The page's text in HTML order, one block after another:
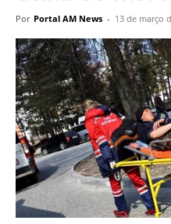
Por Portal AM News - 13 de março